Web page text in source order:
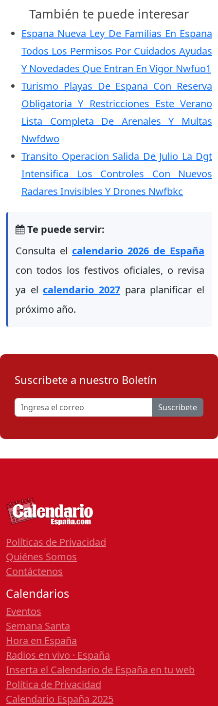
También te puede interesar
Espana Nueva Ley De Familias En Espana
Todos Los Permisos Por Cuidados Ayudas
Y Novedades Que Entran En Vigor Nwfuo1
Turismo Playas De Espana Con Reserva
Obligatoria Y Restricciones Este Verano
Lista Completa De Arenales Y Multas
Nwfdwo
Transito Operacion Salida De Julio La Dgt
Intensifica Los Controles Con Nuevos
Radares Invisibles Y Drones Nwfbkc
Te puede servir:
Consulta el calendario 2026 de España
con todos los festivos oficiales, o revisa
ya el calendario 2027 para planificar el
próximo año.
Suscribete a nuestro Boletín
Suscribete
Políticas de Privacidad
Quiénes Somos
Contáctenos
Calendarios
Eventos
Semana Santa
Hora en España
Radios en vivo · España
Inserta el Calendario de España en tu web
Política de Privacidad
Calendario España 2025